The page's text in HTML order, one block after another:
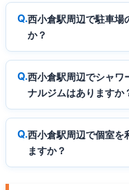
西小倉駅周辺で駐車場
か？
西小倉駅周辺でシャワ
ナルジムはありますか
西小倉駅周辺で個室を
ますか？